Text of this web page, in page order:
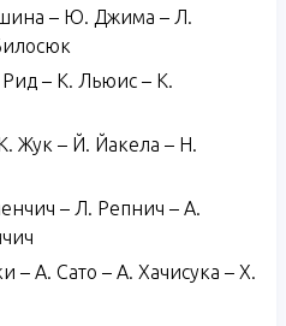
– Ю. Джима – Л.
– К. Льюис – К.
Жук – Й. Йакела – Н.
– Л. Репнич – А.
– А. Сато – А. Хачисука – Х.